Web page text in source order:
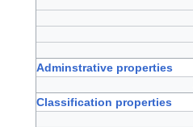
Adminstrative properties
Classification properties